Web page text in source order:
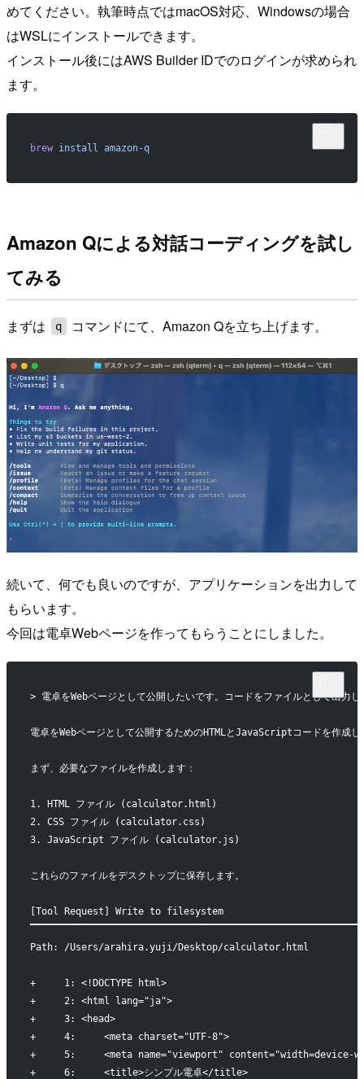
めてください。執筆時点ではmacOS対応、Windowsの場合
はWSLにインストールできます。
インストール後にはAWS Builder IDでのログインが求められ
ます。
brew install amazon-q
Amazon Qによる対話コーディングを試し
てみる
まずは q コマンドにて、Amazon Qを立ち上げます。
続いて、何でも良いのですが、アプリケーションを出力して
もらいます。
今回は電卓Webページを作ってもらうことにしました。
> 電卓をWebページとして公開したいです。コードをファイルとして出力
電卓をWebページとして公開するためのHTMLとJavaScriptコードを作成
まず、必要なファイルを作成します：
1. HTML ファイル (calculator.html)
2. CSS ファイル (calculator.css)
3. JavaScript ファイル (calculator.js)
これらのファイルをデスクトップに保存します。
[Tool Request] Write to filesystem
Path: /Users/arahira.yuji/Desktop/calculator.html
+     1: <!DOCTYPE html>
+     2: <html lang="ja">
+     3: <head>
+     4:     <meta charset="UTF-8">
+     5:     <meta name="viewport"
+     6:     <title>シンプル電卓</title>